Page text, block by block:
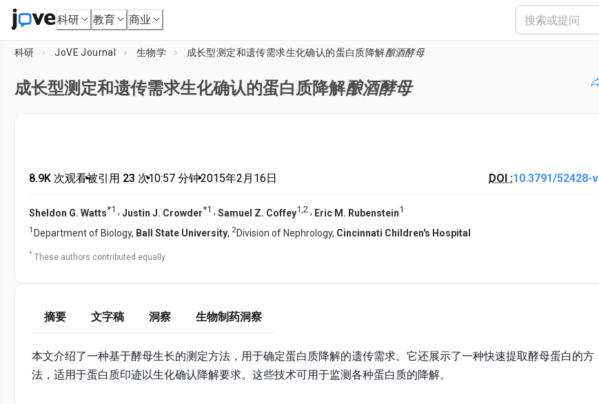
科研 教育 商业
科研 JoVE Journal 生物学 成长型测定和遗传需求生化确认的蛋白质降解酿酒酵母
成长型测定和遗传需求生化确认的蛋白质降解酿酒酵母
8.9K 次观看•被引用 23 次•10:57 分钟•2015年2月16日 DOI :10.3791/52428-v
Sheldon G. Watts*1 , Justin J. Crowder*1 , Samuel Z. Coffey1,2 , Eric M. Rubenstein1
1 Department of Biology, Ball State University, 2Division of Nephrology, Cincinnati Children's Hospital
* These authors contributed equally
摘要 文字稿 洞察 生物制药洞察
本文介绍了一种基于酵母生长的测定方法，用于确定蛋白质降解的遗传需求。它还展示了一种快速提取酵母蛋白的方
法，适用于蛋白质印迹以生化确认降解要求。这些技术可用于监测各种蛋白质的降解。